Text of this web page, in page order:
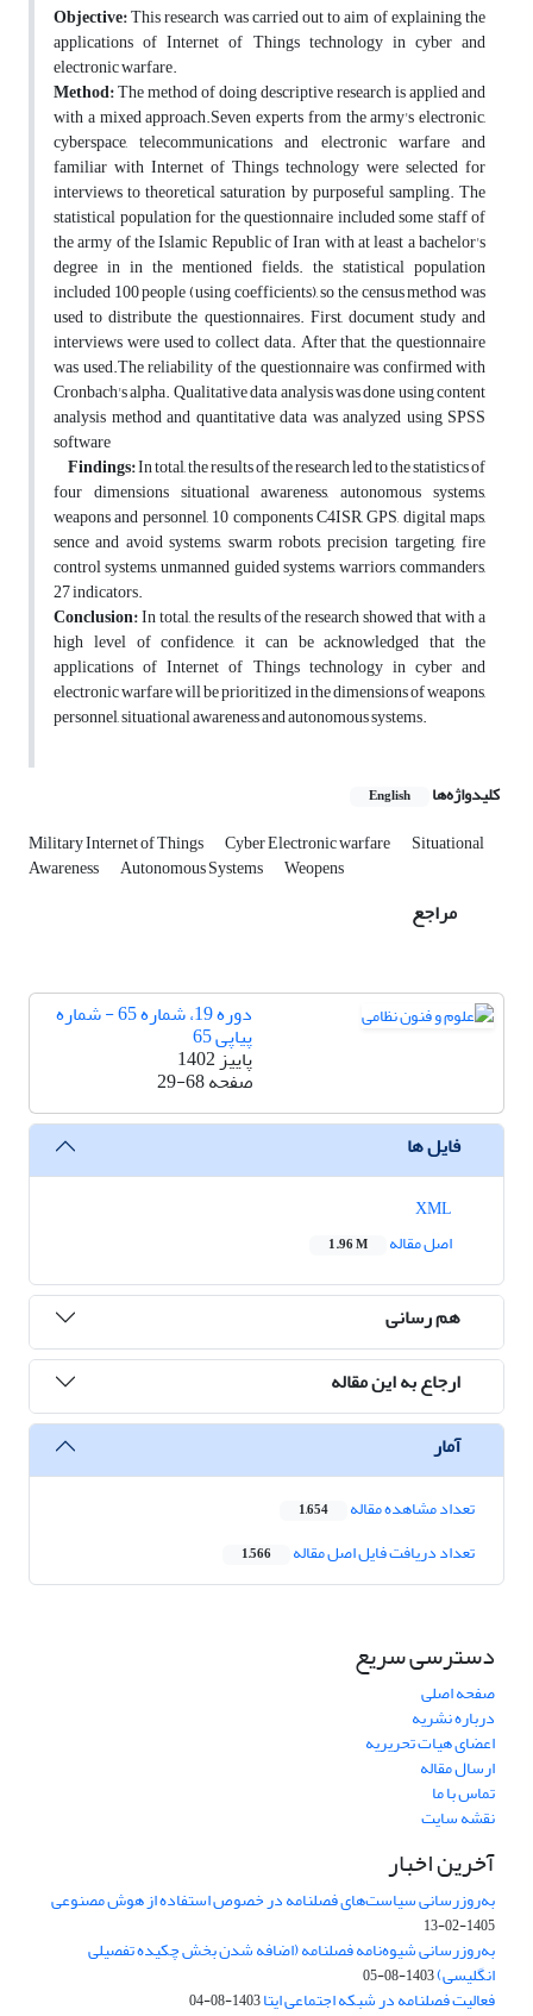
Objective:This research was carried out to aim of explaining the
applications of Internet of Things technology in cyber and
electronic warfare.
Method:The method of doing descriptive research is applied and
with a mixed approach.Seven experts from the army's electronic,
cyberspace, telecommunications and electronic warfare and
familiar with Internet of Things technology were selected for
interviews to theoretical saturation by purposeful sampling. The
statistical population for the questionnaire included some staff of
the army of the Islamic Republic of Iran with at least a bachelor's
degree in in the mentioned fields. the statistical population
included 100 people (using coefficients), so the census method was
used to distribute the questionnaires. First, document study and
interviews were used to collect data. After that, the questionnaire
was used.The reliability of the questionnaire was confirmed with
Cronbach's alpha. Qualitative data analysis was done using content
analysis method and quantitative data was analyzed using SPSS
software
Findings:In total, the results of the research led to the statistics of
four dimensions situational awareness, autonomous systems,
weapons and personnel, 10 components C4ISR, GPS, digital maps,
sence and avoid systems, swarm robots, precision targeting, fire
control systems, unmanned guided systems, warriors, commanders,
27 indicators.
Conclusion:In total, the results of the research showed that with a
high level of confidence, it can be acknowledged that the
applications of Internet of Things technology in cyber and
electronic warfare will be prioritized in the dimensions of weapons,
personnel, situational awareness and autonomous systems.
کلیدواژه‌ها English
Military Internet of Things Cyber Electronic warfare Situational
Awareness Autonomous Systems Weopens
مراجع
دوره 19، شماره 65 - شماره
پیاپی 65
پاییز 1402
صفحه29-68
فایل ها
اصل مقاله
1.96 M
هم رسانی
ارجاع به این مقاله
آمار
تعداد مشاهده مقاله 1,654
تعداد دریافت فایل اصل مقاله 1,566
دسترسی سریع
صفحه اصلی
درباره نشریه
اعضای هیات تحریریه
ارسال مقاله
تماس با ما
نقشه سایت
آخرین اخبار
به‌روزرسانی سیاست‌های فصلنامه در خصوص استفاده از هوش مصنوعی
1405-02-13
به‌روزرسانی شیوه‌نامه فصلنامه (اضافه شدن بخش چکیده تفصیلی
انگلیسی)1403-08-05
فعالیت فصلنامه در شبکه اجتماعی ایتا1403-08-04